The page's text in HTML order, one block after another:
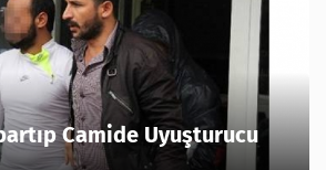
Camide Uyuşturucu